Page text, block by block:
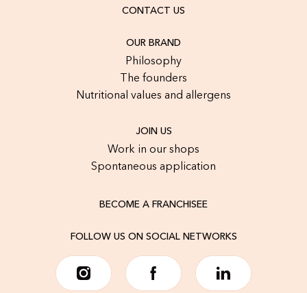
CONTACT US
OUR BRAND
Philosophy
The founders
Nutritional values and allergens
JOIN US
Work in our shops
Spontaneous application
BECOME A FRANCHISEE
FOLLOW US ON SOCIAL NETWORKS